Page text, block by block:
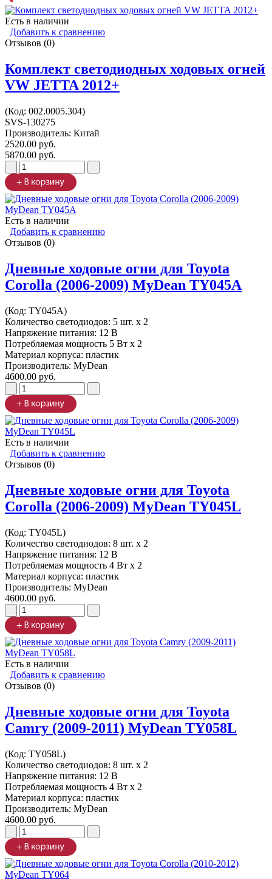
Есть в наличии
Добавить к сравнению
Отзывов (0)
Комплект светодиодных ходовых огней
VW JETTA 2012+
(Код: 002.0005.304)
SVS-130275
Производитель: Китай
2520.00 руб.
5870.00 руб.
Есть в наличии
Добавить к сравнению
Отзывов (0)
Дневные ходовые огни для Toyota
Corolla (2006-2009) MyDean TY045A
(Код: TY045A)
Количество светодиодов: 5 шт. x 2
Напряжение питания: 12 В
Потребляемая мощность 5 Вт х 2
Материал корпуса: пластик
Производитель: MyDean
4600.00 руб.
Есть в наличии
Добавить к сравнению
Отзывов (0)
Дневные ходовые огни для Toyota
Corolla (2006-2009) MyDean TY045L
(Код: TY045L)
Количество светодиодов: 8 шт. x 2
Напряжение питания: 12 В
Потребляемая мощность 4 Вт х 2
Материал корпуса: пластик
Производитель: MyDean
4600.00 руб.
Есть в наличии
Добавить к сравнению
Отзывов (0)
Дневные ходовые огни для Toyota
Camry (2009-2011) MyDean TY058L
(Код: TY058L)
Количество светодиодов: 8 шт. x 2
Напряжение питания: 12 В
Потребляемая мощность 4 Вт х 2
Материал корпуса: пластик
Производитель: MyDean
4600.00 руб.